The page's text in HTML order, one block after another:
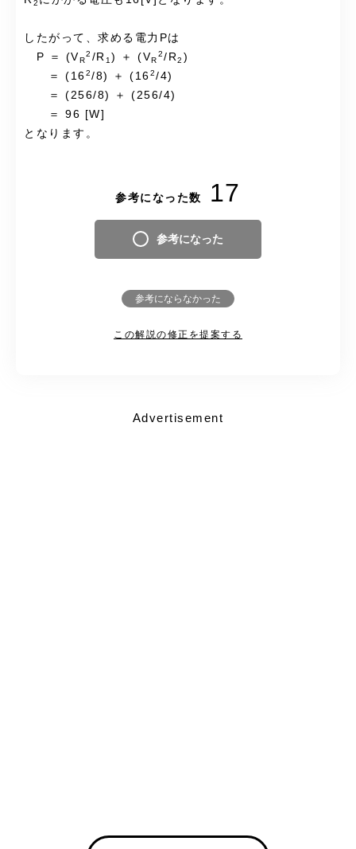
2
したがって、求める電力Pは
P ＝ (VR
2 /R 1 ) ＋ (VR
2/R2 )
＝ (162/8) ＋ (162/4)
＝ (256/8) ＋ (256/4)
＝ 96 [W]
となります。
参考になった数 17
参考になった
参考にならなかった
この解説の修正を提案する
Advertisement